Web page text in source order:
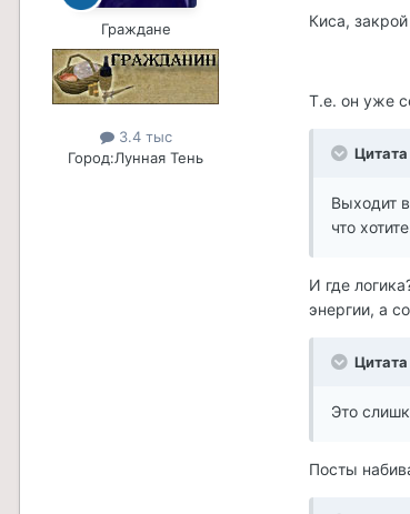
Граждане
3.4 тыс
Город:Лунная Тень
Киса,
Т.е. он уже
Цитата
Выходит
что
И где
энергии, а
Цитата
Это
Посты